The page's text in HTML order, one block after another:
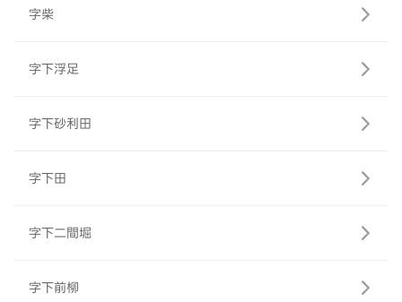
字柴
字下浮足
字下砂利田
字下田
字下二間堀
字下前柳